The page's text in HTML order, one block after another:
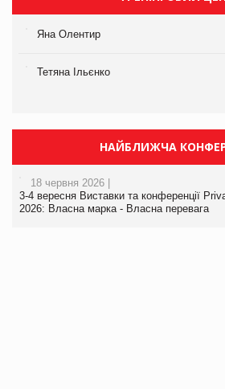
Яна Олентир
Тетяна Ільєнко
НАЙБЛИЖЧА
18 червня 2026 |
3-4 вересня Виставки та конференції
2026: Власна марка - Власна перевага